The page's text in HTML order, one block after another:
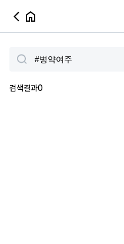
검색결과0